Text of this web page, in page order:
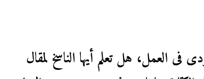
فى العمل، هل تعلم أيها الناسخ لمقال